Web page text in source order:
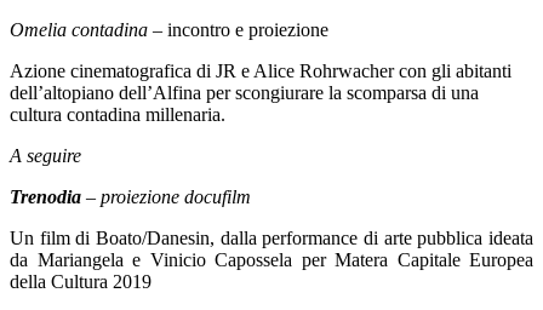
Omelia contadina – incontro e proiezione
Azione cinematografica di JR e Alice Rohrwachercon gli abitanti
dell’altopiano dell’Alfina per scongiurare la scomparsa di una
cultura contadina millenaria.
A seguire
Trenodia – proiezione docufilm
Un film di Boato/Danesin, dalla performance di arte pubblica ideata
da Mariangela e Vinicio Capossela per Matera Capitale Europea
della Cultura 2019